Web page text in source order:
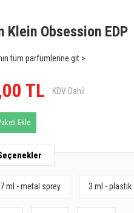
Klein Obsession EDP
tüm parfümlerine git >
TL KDV Dahil
Ekle
ml - metal sprey 3 ml - plastik